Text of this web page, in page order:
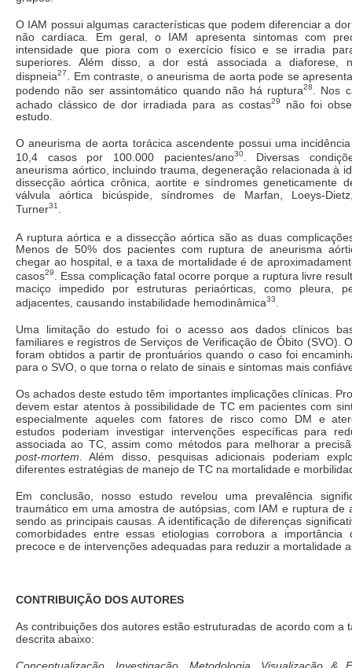
O IAM possui algumas características que podem diferenciar a
não cardíaca. Em geral, o IAM apresenta sintomas com
intensidade que piora com o exercício físico e se irradia
superiores. Além disso, a dor está associada a diaforese,
dispneia27
. Em contraste, o aneurisma de aorta pode se
podendo não ser assintomático quando não há ruptura28
. Nos
achado clássico de dor irradiada para as costas29
não foi
estudo.
O aneurisma de aorta torácica ascendente possui uma
10,4 casos por 100.000 pacientes/ano30. Diversas
aneurisma aórtico, incluindo trauma, degeneração relacionada à
dissecção aórtica crônica, aortite e síndromes geneticamente
válvula aórtica bicúspide, síndromes de Marfan, Loeys-
Turner31
A ruptura aórtica e a dissecção aórtica são as duas
Menos de 50% dos pacientes com ruptura de aneurisma
chegar ao hospital, e a taxa de mortalidade é de
casos29
. Essa complicação fatal ocorre porque a ruptura livre
maciço impedido por estruturas periaórticas, como pleura,
adjacentes, causando instabilidade hemodinâmica33
Uma limitação do estudo foi o acesso aos dados clínicos
familiares e registros de Serviços de Verificação de Óbito (SVO).
foram obtidos a partir de prontuários quando o caso foi
para o SVO, o que torna o relato de sinais e sintomas mais
Os achados deste estudo têm importantes implicações clínicas.
devem estar atentos à possibilidade de TC em pacientes com
especialmente aqueles com fatores de risco como DM e
estudos poderiam investigar intervenções específicas para
associada ao TC, assim como métodos para melhorar a
post-mortem . Além disso, pesquisas adicionais poderiam
diferentes estratégias de manejo de TC na mortalidade e
Em conclusão, nosso estudo revelou uma prevalência
traumático em uma amostra de autópsias, com IAM e ruptura de
sendo as principais causas. A identificação de diferenças
comorbidades entre essas etiologias corrobora a importância
precoce e de intervenções adequadas para reduzir a mortalidade
CONTRIBUIÇÃO DOS AUTORES
As contribuições dos autores estão estruturadas de acordo com a
descrita abaixo:
Conceptualização, Investigação, Metodologia, Visualização &